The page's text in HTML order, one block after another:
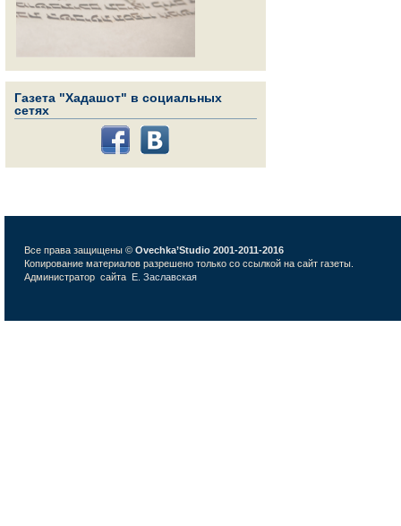
Газета "Хадашот" в социальных
сетях
Все права защищены © Ovechka’Studio 2001-2011-2016
Копирование материалов разрешено только со ссылкой на сайт газеты.
Администратор сайта Е. Заславская